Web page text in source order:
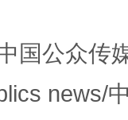
如何以
国公众传
news/